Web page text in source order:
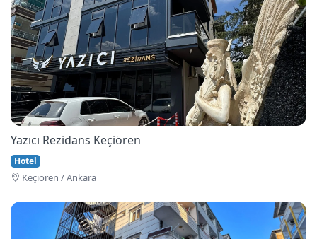
Yazıcı Rezidans Keçiören
Hotel
Keçi̇ören / Ankara